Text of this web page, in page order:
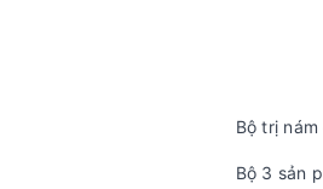
Bộ trị
Bộ 3 sản